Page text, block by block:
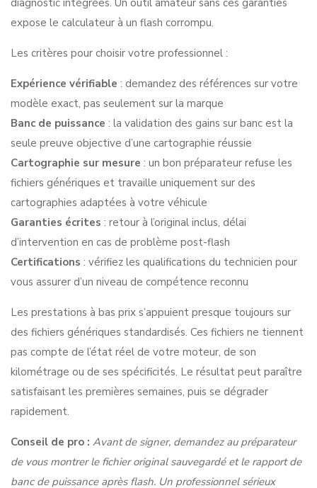
diagnostic intégrées. Un outil amateur sans ces garanties
expose le calculateur à un flash corrompu.
Les critères pour choisir votre professionnel :
Expérience vérifiable : demandez des références sur votre
modèle exact, pas seulement sur la marque
Banc de puissance : la validation des gains sur banc est la
seule preuve objective d’une cartographie réussie
Cartographie sur mesure : un bon préparateur refuse les
fichiers génériques et travaille uniquement sur des
cartographies adaptées à votre véhicule
Garanties écrites : retour à l’original inclus, délai
d’intervention en cas de problème post-flash
Certifications : vérifiez les qualifications du technicien pour
vous assurer d’un niveau de compétence reconnu
Les prestations à bas prix s’appuient presque toujours sur
des fichiers génériques standardisés. Ces fichiers ne tiennent
pas compte de l’état réel de votre moteur, de son
kilométrage ou de ses spécificités. Le résultat peut paraître
satisfaisant les premières semaines, puis se dégrader
rapidement.
Conseil de pro : Avant de signer, demandez au préparateur
de vous montrer le fichier original sauvegardé et le rapport de
banc de puissance après flash. Un professionnel sérieux